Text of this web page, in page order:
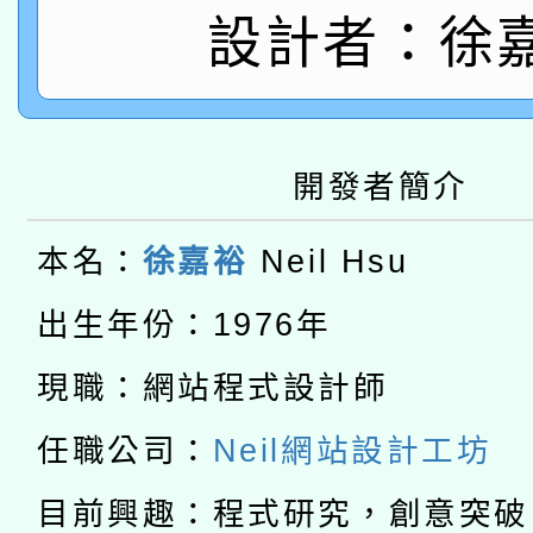
薪期間赴陸應申請許可
轉知經濟部水利署委託
業技術研究院辦理「
用水績優單位及節水達
動」
115年8月22日(星期六
開 智慧啟航」
本校115學年度第2次
招甄選結果公告(無人
招)
適應運動共學行動站研
本館辦理115年度閱讀
暨閱讀推動專業研習
科技賦能─人工智慧
礎課程
A3數位素養講師名單
「數位內容與教學軟體
設計者：徐
開發者簡介
本名： 徐嘉裕 Neil Hsu
出生年份：1976年
現職：網站程式設計師
任職公司： Neil網站設計工坊
目前興趣：程式研究，創意突